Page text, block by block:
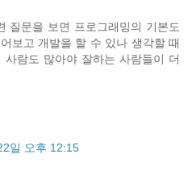
질문을 보면 프로그래밍의 기본도
보고 개발을 할 수 있나 생각할 때
람도 많아야 잘하는 사람들이 더
일 오후 12:15